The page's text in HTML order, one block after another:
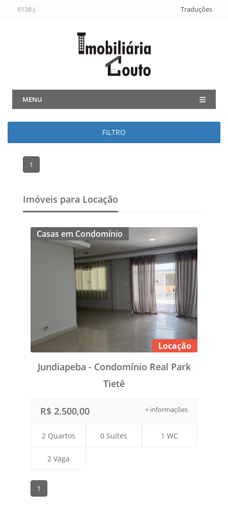
6138-J Traduções
MENU
FILTRO
1
Imóveis para Locação
Casas em Condomínio
Locação
Jundiapeba - Condomínio Real Park
Tietê
+ informações
R$ 2.500,00
2 Quartos 0 Suítes 1 WC
2 Vaga
1